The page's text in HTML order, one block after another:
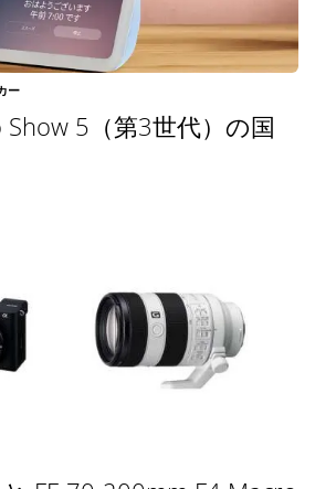
ー
Show 5（第3世代）の国